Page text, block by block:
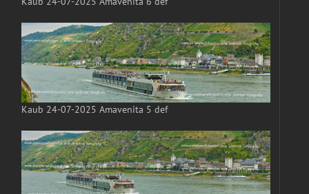
Kaub 24-07-2025 Amavenita 5 def